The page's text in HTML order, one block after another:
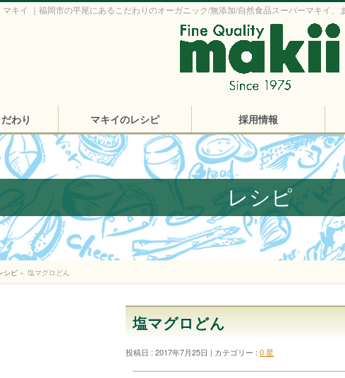
マキイ ｜福岡市の平尾にあるこだわりのオーガニック/無添加/自然食品スーパーマキイ、
わり マキイのレシピ 採用情報
レシピ
シピ » 塩マグロどん
塩マグロどん
投稿日 : 2017年7月25日 カテゴリー : 0 星